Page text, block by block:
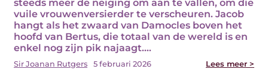
steeds meer de neiging om aan te vallen, om die
vuile vrouwenversierder te verscheuren. Jacob
hangt als het zwaard van Damocles boven het
hoofd van Bertus, die totaal van de wereld is en
enkel nog zijn pik najaagt.…
Sir Joanan Rutgers 5 februari 2026 Lees meer >